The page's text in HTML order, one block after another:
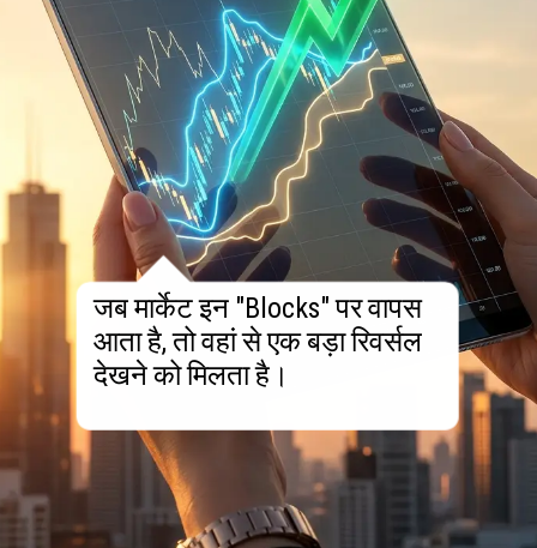
जब मार्केट इन "Blocks" पर वापस
आता है, तो वहां से एक बड़ा रिवर्सल
देखने को मिलता है।